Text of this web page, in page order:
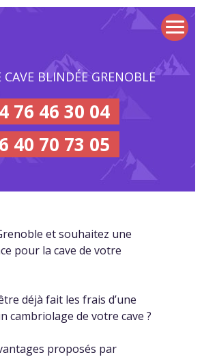
CAVE BLINDÉE GRENOBLE
76 46 30 04
40 70 73 05
et souhaitez une
pour la cave de votre
déjà fait les frais d’une
cambriolage de votre cave ?
proposés par